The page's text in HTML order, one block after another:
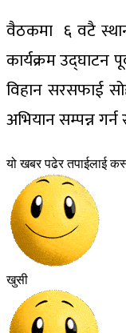
वैठकमा ६ वटै
कार्यक्रम उद्घाटन
विहान सरसफाई
अभियान सम्पन्न
यो खबर पढेर तपाईलाई
खुसी